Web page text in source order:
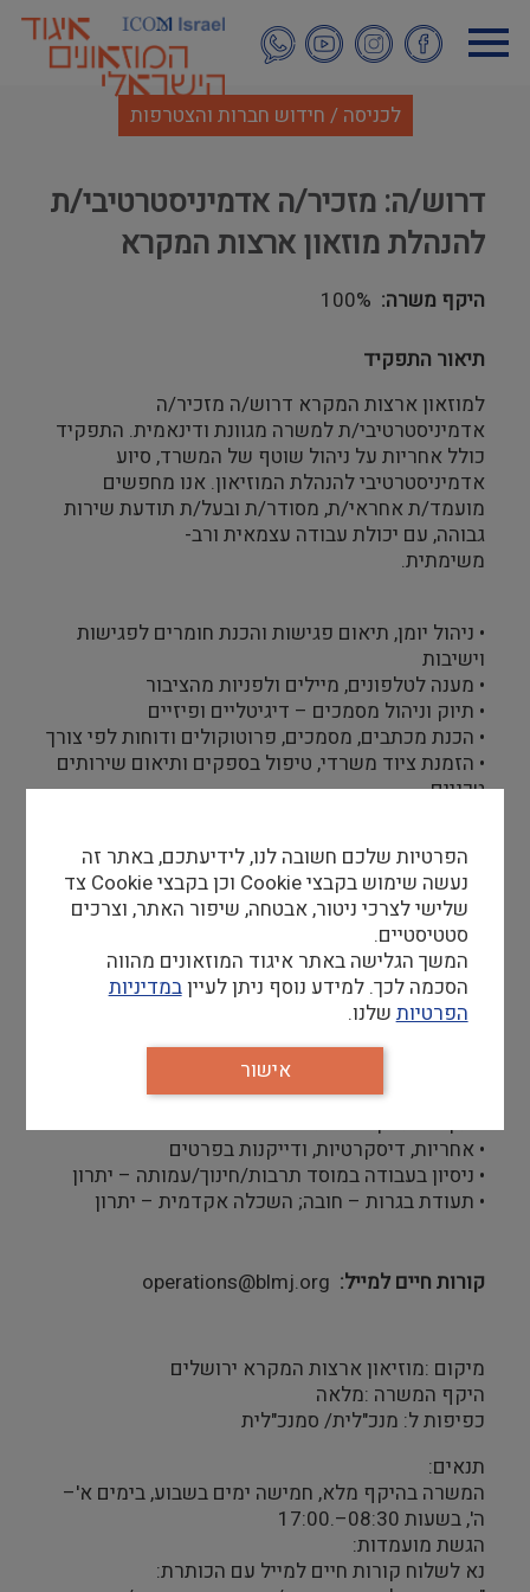
לתוכן
העיקרי
לכניסה / חידוש חברות והצטרפות
דרוש/ה: מזכיר/ה אדמיניסטרטיבי/ת
להנהלת מוזאון ארצות המקרא
היקף משרה 100%
תיאור התפקיד
למוזאון ארצות המקרא דרוש/ה מזכיר/ה
אדמיניסטרטיבי/ת למשרה מגוונת ודינאמית. התפקיד
כולל אחריות על ניהול שוטף של המשרד, סיוע
אדמיניסטרטיבי להנהלת המוזיאון. אנו מחפשים
מועמד/ת אחראי/ת, מסודר/ת ובעל/ת תודעת שירות
גבוהה, עם יכולת עבודה עצמאית ורב-
משימתית.
• ניהול יומן, תיאום פגישות והכנת חומרים לפגישות
וישיבות
• מענה לטלפונים, מיילים ולפניות מהציבור
• תיוק וניהול מסמכים – דיגיטליים ופיזיים
• הכנת מכתבים, מסמכים, פרוטוקולים ודוחות לפי צורך
• הזמנת ציוד משרדי, טיפול בספקים ותיאום שירותים
טכניים
• קבלת אורחים ואנשי מקצוע, ומתן מענה פרונטלי
• משימות נוספות לפי הצורך
דרישות סף
• ניסיון קודם בתפקיד אדמיניסטרטיבי – חובה
• עברית ואנגלית ברמה גבוהה מאוד – דיבור, קריאה
• שליטה מלאה בתוכנות Office
• כישורי סדר, ארגון וניהול זמן מצוינים
• תקשורת בין-אישית מעולה ויחסי אנוש טובים
• אחריות, דיסקרטיות, ודייקנות בפרטים
• ניסיון בעבודה במוסד תרבות/חינוך/עמותה – יתרון
• תעודת בגרות – חובה; השכלה אקדמית – יתרון
קורות חיים למייל operations@blmj.org
מיקום :מוזיאון ארצות המקרא ירושלים
היקף המשרה :מלאה
כפיפות ל: מנכ"לית/ סמנכ"לית
תנאים:
המשרה בהיקף מלא, חמישה ימים בשבוע, בימים א'–
ה', בשעות 08:30–.17:00
הגשת מועמדות:
נא לשלוח קורות חיים למייל עם הכותרת:
הפרטיות שלכם חשובה לנו, לידיעתכם, באתר זה
נעשה שימוש בקבצי Cookie וכן בקבצי Cookie צד
שלישי לצרכי ניטור, אבטחה, שיפור האתר, וצרכים
סטטיסטיים.
המשך הגלישה באתר איגוד המוזאונים מהווה
הסכמה לכך. למידע נוסף ניתן לעייןבמדיניות
הפרטיות שלנו.
אישור